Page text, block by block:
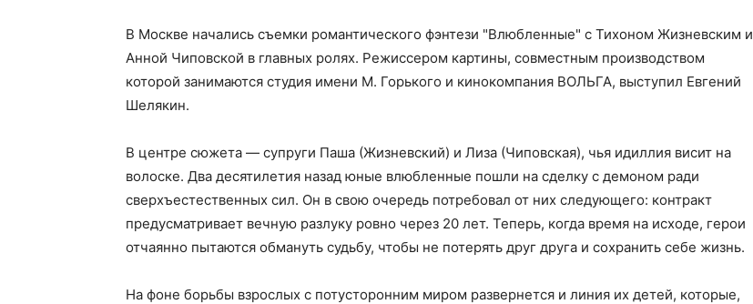
В Москве начались съемки романтического фэнтези "Влюбленные" с Тихоном Жизневским и
Анной Чиповской в главных ролях. Режиссером картины, совместным производством
которой занимаются студия имени М. Горького и кинокомпания ВОЛЬГА, выступил Евгений
Шелякин.
В центре сюжета — супруги Паша (Жизневский) и Лиза (Чиповская), чья идиллия висит на
волоске. Два десятилетия назад юные влюбленные пошли на сделку с демоном ради
сверхъестественных сил. Он в свою очередь потребовал от них следующего: контракт
предусматривает вечную разлуку ровно через 20 лет. Теперь, когда время на исходе, герои
отчаянно пытаются обмануть судьбу, чтобы не потерять друг друга и сохранить себе жизнь.
На фоне борьбы взрослых с потусторонним миром развернется и линия их детей, которые,